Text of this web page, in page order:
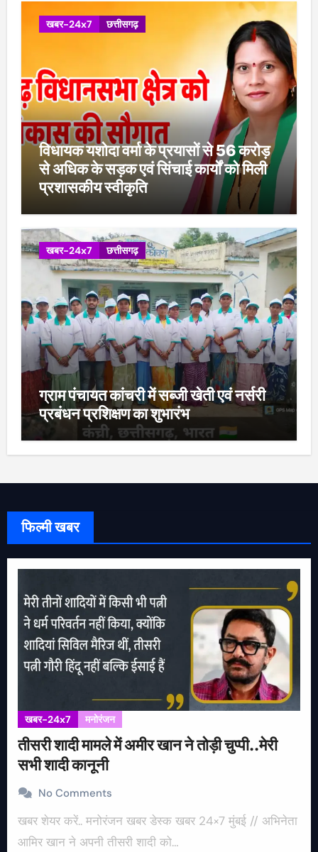
खबर-24x7 छत्तीसगढ़
विधायक यशोदा वर्मा के प्रयासों से 56 करोड़
से अधिक के सड़क एवं सिंचाई कार्यों को मिली
प्रशासकीय स्वीकृति
खबर-24x7 छत्तीसगढ़
ग्राम पंचायत कांचरी में सब्जी खेती एवं नर्सरी
प्रबंधन प्रशिक्षण का शुभारंभ
फिल्मी खबर
खबर-24x7 मनोरंजन
तीसरी शादी मामले में अमीर खान ने तोड़ी चुप्पी..मेरी
सभी शादी कानूनी
No Comments
खबर शेयर करें.. मनोरंजन खबर डेस्क खबर 24×7 मुंबई // अभिनेता
आमिर खान ने अपनी तीसरी शादी को…